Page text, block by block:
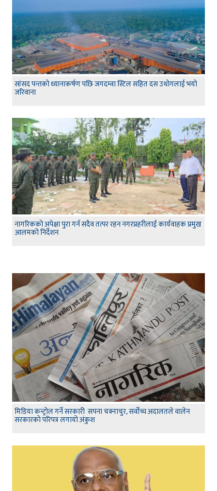
सांसद पन्तकाे ध्यानाकर्षण पछि जगदम्वा स्टिल सहित दस उधाेगलाई भयाे
जरिवाना
नागरिकको अपेक्षा पुरा गर्न सदैव तत्पर रहन नगरप्रहरीलाई कार्यवाहक प्रमुख
आलमको निर्देशन
मिडिया कन्ट्रोल गर्ने सरकारी सपना चक्नाचुर, सर्वोच्च अदालतले वालेन
सरकारको परिपत्र लगायो अंकुश